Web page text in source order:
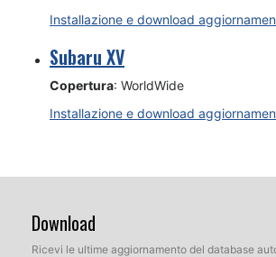
Installazione e download
Subaru XV
Copertura: WorldWide
Installazione e download
Download
Ricevi le ultime aggiornamento del database